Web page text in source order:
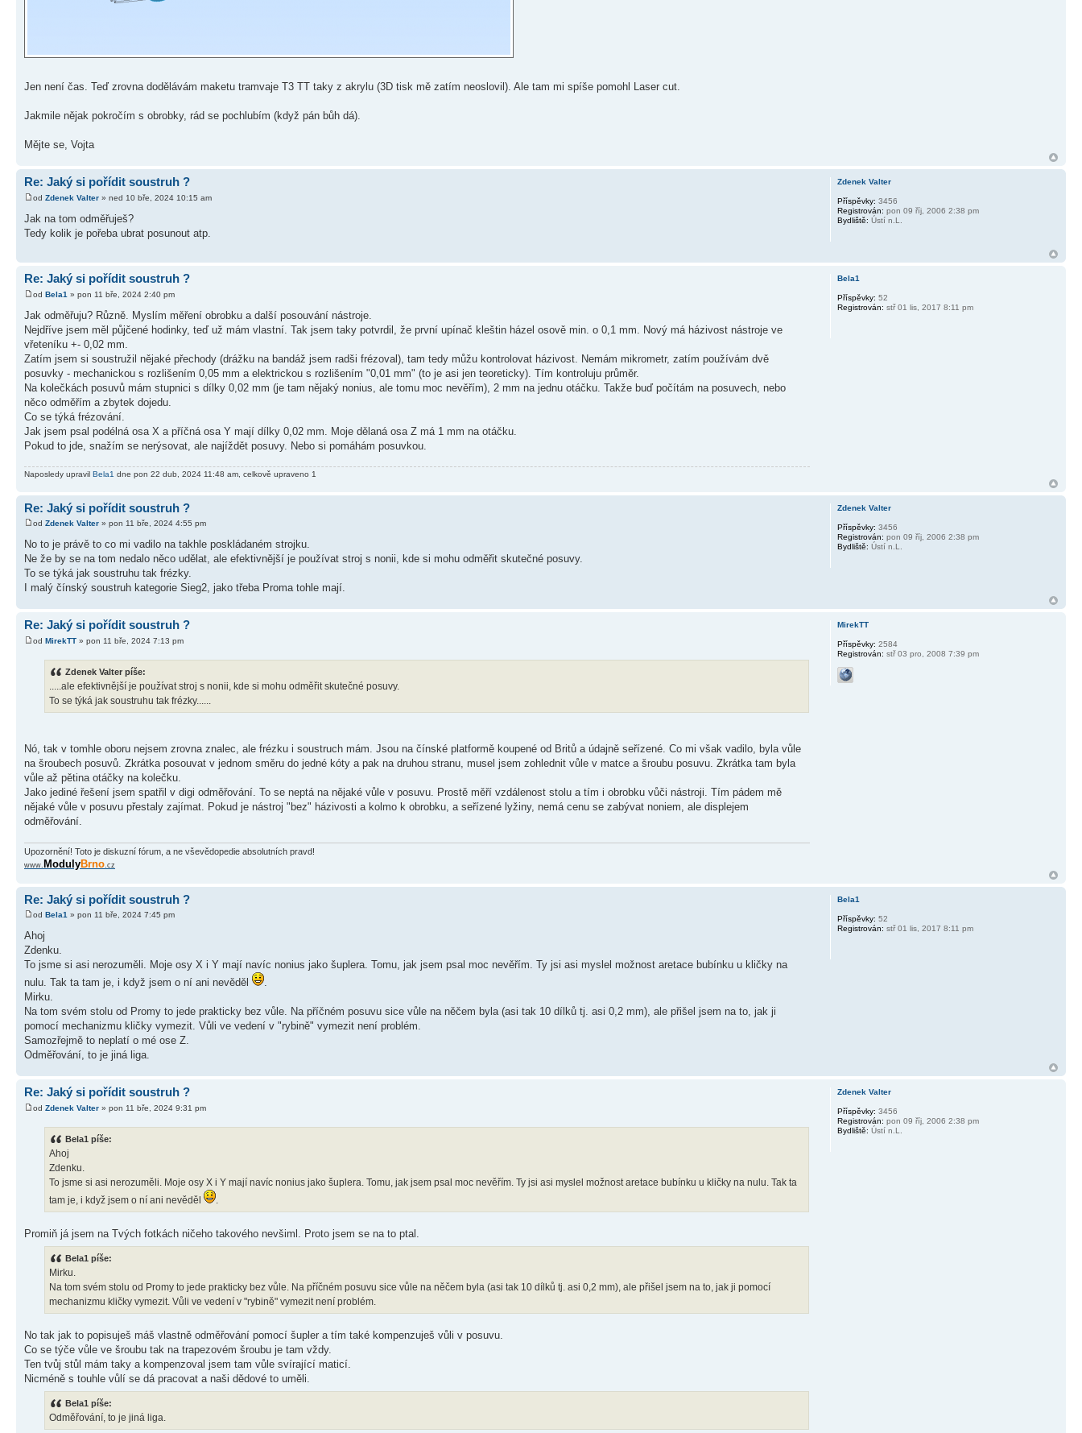
Jen není čas. Teď zrovna dodělávám maketu tramvaje T3 TT taky z akrylu (3D tisk mě zatím neoslovil). Ale tam mi spíše pomohl Laser cut.
Jakmile nějak pokročím s obrobky, rád se pochlubím (když pán bůh dá).
Mějte se, Vojta
Re: Jaký si pořídit soustruh ?
od Zdenek Valter » ned 10 bře, 2024 10:15 am
Jak na tom odměřuješ?
Tedy kolik je pořeba ubrat posunout atp.
Zdenek Valter
Příspěvky: 3456
Registrován: pon 09 říj, 2006 2:38 pm
Bydliště: Ústí n.L.
Re: Jaký si pořídit soustruh ?
od Bela1 » pon 11 bře, 2024 2:40 pm
Jak odměřuju? Různě. Myslím měření obrobku a další posouvání nástroje.
Nejdříve jsem měl půjčené hodinky, teď už mám vlastní. Tak jsem taky potvrdil, že první upínač kleštin házel osově min. o 0,1 mm. Nový má házivost nástroje ve
vřeteníku +- 0,02 mm.
Zatím jsem si soustružil nějaké přechody (drážku na bandáž jsem radši frézoval), tam tedy můžu kontrolovat házivost. Nemám mikrometr, zatím používám dvě
posuvky - mechanickou s rozlišením 0,05 mm a elektrickou s rozlišením "0,01 mm" (to je asi jen teoreticky). Tím kontroluju průměr.
Na kolečkách posuvů mám stupnici s dílky 0,02 mm (je tam nějaký nonius, ale tomu moc nevěřím), 2 mm na jednu otáčku. Takže buď počítám na posuvech, nebo
něco odměřím a zbytek dojedu.
Co se týká frézování.
Jak jsem psal podélná osa X a příčná osa Y mají dílky 0,02 mm. Moje dělaná osa Z má 1 mm na otáčku.
Pokud to jde, snažím se nerýsovat, ale najíždět posuvy. Nebo si pomáhám posuvkou.
Naposledy upravil Bela1 dne pon 22 dub, 2024 11:48 am, celkově upraveno 1
Bela1
Příspěvky: 52
Registrován: stř 01 lis, 2017 8:11 pm
Re: Jaký si pořídit soustruh ?
od Zdenek Valter » pon 11 bře, 2024 4:55 pm
No to je právě to co mi vadilo na takhle poskládaném strojku.
Ne že by se na tom nedalo něco udělat, ale efektivnější je používat stroj s nonii, kde si mohu odměřit skutečné posuvy.
To se týká jak soustruhu tak frézky.
I malý čínský soustruh kategorie Sieg2, jako třeba Proma tohle mají.
Zdenek Valter
Příspěvky: 3456
Registrován: pon 09 říj, 2006 2:38 pm
Bydliště: Ústí n.L.
Re: Jaký si pořídit soustruh ?
od MirekTT » pon 11 bře, 2024 7:13 pm
Zdenek Valter píše:
.....ale efektivnější je používat stroj s nonii, kde si mohu odměřit skutečné posuvy.
To se týká jak soustruhu tak frézky......
Nó, tak v tomhle oboru nejsem zrovna znalec, ale frézku i soustruch mám. Jsou na čínské platformě koupené od Britů a údajně seřízené. Co mi však vadilo, byla vůle
na šroubech posuvů. Zkrátka posouvat v jednom směru do jedné kóty a pak na druhou stranu, musel jsem zohlednit vůle v matce a šroubu posuvu. Zkrátka tam byla
vůle až pětina otáčky na kolečku.
Jako jediné řešení jsem spatřil v digi odměřování. To se neptá na nějaké vůle v posuvu. Prostě měří vzdálenost stolu a tím i obrobku vůči nástroji. Tím pádem mě
nějaké vůle v posuvu přestaly zajímat. Pokud je nástroj "bez" házivosti a kolmo k obrobku, a seřízené lyžiny, nemá cenu se zabývat noniem, ale displejem
odměřování.
Upozornění! Toto je diskuzní fórum, a ne vševědopedie absolutních pravd!
www. ModulyBrno .cz
MirekTT
Příspěvky: 2584
Registrován: stř 03 pro, 2008 7:39 pm
Re: Jaký si pořídit soustruh ?
od Bela1 » pon 11 bře, 2024 7:45 pm
Ahoj
Zdenku.
To jsme si asi nerozuměli. Moje osy X i Y mají navíc nonius jako šuplera. Tomu, jak jsem psal moc nevěřím. Ty jsi asi myslel možnost aretace bubínku u kličky na
nulu. Tak ta tam je, i když jsem o ní ani nevěděl
.
Mirku.
Na tom svém stolu od Promy to jede prakticky bez vůle. Na příčném posuvu sice vůle na něčem byla (asi tak 10 dílků tj. asi 0,2 mm), ale přišel jsem na to, jak ji
pomocí mechanizmu kličky vymezit. Vůli ve vedení v "rybině" vymezit není problém.
Samozřejmě to neplatí o mé ose Z.
Odměřování, to je jiná liga.
Bela1
Příspěvky: 52
Registrován: stř 01 lis, 2017 8:11 pm
Re: Jaký si pořídit soustruh ?
od Zdenek Valter » pon 11 bře, 2024 9:31 pm
Bela1 píše:
Ahoj
Zdenku.
To jsme si asi nerozuměli. Moje osy X i Y mají navíc nonius jako šuplera. Tomu, jak jsem psal moc nevěřím. Ty jsi asi myslel možnost aretace bubínku u kličky na nulu. Tak ta
tam je, i když jsem o ní ani nevěděl
.
Promiň já jsem na Tvých fotkách ničeho takového nevšiml. Proto jsem se na to ptal.
Bela1 píše:
Mirku.
Na tom svém stolu od Promy to jede prakticky bez vůle. Na příčném posuvu sice vůle na něčem byla (asi tak 10 dílků tj. asi 0,2 mm), ale přišel jsem na to, jak ji pomocí
mechanizmu kličky vymezit. Vůli ve vedení v "rybině" vymezit není problém.
No tak jak to popisuješ máš vlastně odměřování pomocí šupler a tím také kompenzuješ vůli v posuvu.
Co se týče vůle ve šroubu tak na trapezovém šroubu je tam vždy.
Ten tvůj stůl mám taky a kompenzoval jsem tam vůle svírající maticí.
Nicméně s touhle vůlí se dá pracovat a naši dědové to uměli.
Bela1 píše:
Odměřování, to je jiná liga.
Zdenek Valter
Příspěvky: 3456
Registrován: pon 09 říj, 2006 2:38 pm
Bydliště: Ústí n.L.